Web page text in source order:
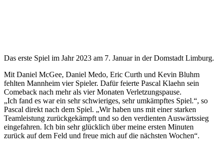
Das erste Spiel im Jahr 2023 am 7. Januar in der Domstadt Limburg.
Mit Daniel McGee, Daniel Medo, Eric Curth und Kevin Bluhm
fehlten Mannheim vier Spieler. Dafür feierte Pascal Klaehn sein
Comeback nach mehr als vier Monaten Verletzungspause.
„Ich fand es war ein sehr schwieriges, sehr umkämpftes Spiel.“, so
Pascal direkt nach dem Spiel. „Wir haben uns mit einer starken
Teamleistung zurückgekämpft und so den verdienten Auswärtssieg
eingefahren. Ich bin sehr glücklich über meine ersten Minuten
zurück auf dem Feld und freue mich auf die nächsten Wochen“.